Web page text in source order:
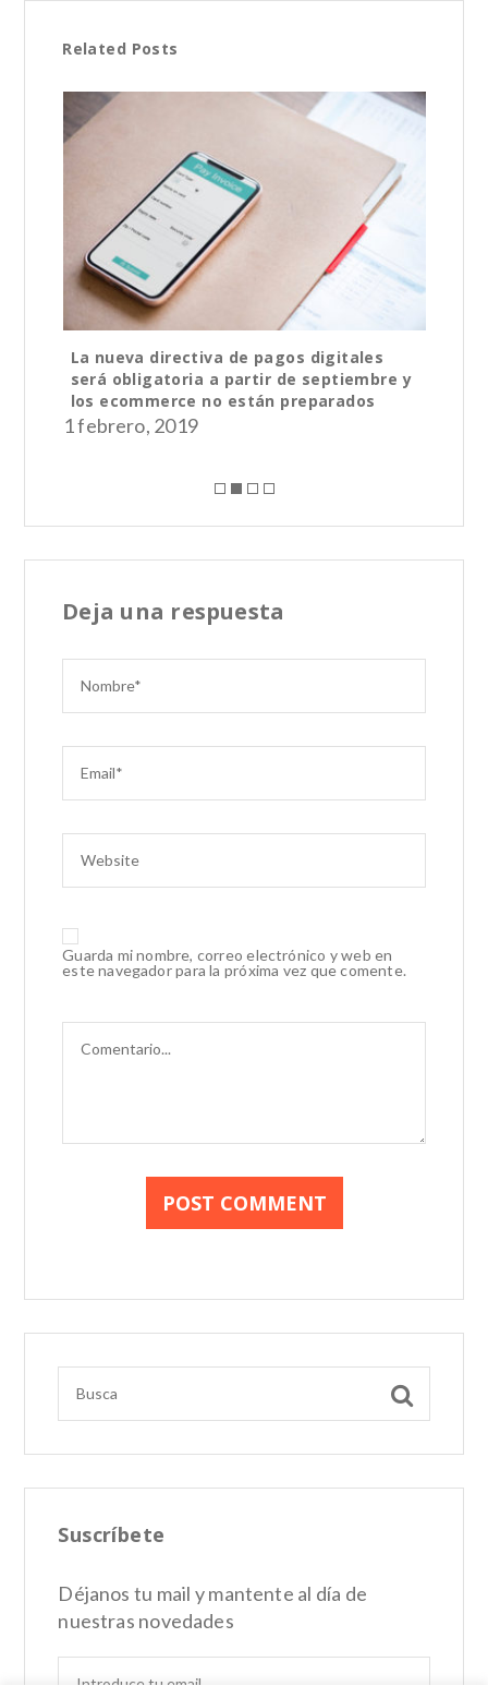
Related Posts
La nueva directiva de pagos digitales
será obligatoria a partir de septiembre y
los ecommerce no están preparados
1 febrero, 2019
Deja una respuesta
Guarda mi nombre, correo electrónico y web en
este navegador para la próxima vez que comente.
Suscríbete
Déjanos tu mail y mantente al día de
nuestras novedades